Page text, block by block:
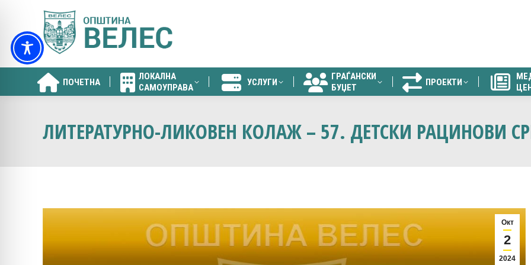
ПОЧЕТНА
ЛОКАЛНА
САМОУПРАВА
УСЛУГИ
ГРАЃАНСКИ
БУЏЕТ
ПРОЕКТИ
ЛИТЕРАТУРНО-ЛИКОВЕН КОЛАЖ – 57. ДЕТСКИ РАЦИНОВИ
Окт
2
2024
ПОЧЕТНА